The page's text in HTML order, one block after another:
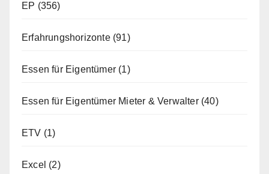
EP (356)
Erfahrungshorizonte(91)
Essen für Eigentümer (1)
Essen für Eigentümer Mieter & Verwalter(40)
ETV (1)
Excel (2)